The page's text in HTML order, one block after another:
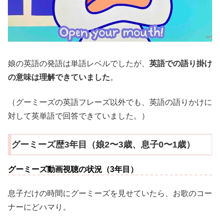
娘の英語の発語は単語レベルでしたが、 英語での語り掛け
の意味は理解できていました。
（グーミーズの英語フレーズ以外でも、英語の語りかけに
対して英単語で回答できていました。）
グーミーズ歴3年目（娘2〜3歳、息子0〜1歳）
グーミーズ動画視聴の状況（3年目）
息子だけの時間にグーミーズを見せていたら、お歌のコー
ナーにどハマり。